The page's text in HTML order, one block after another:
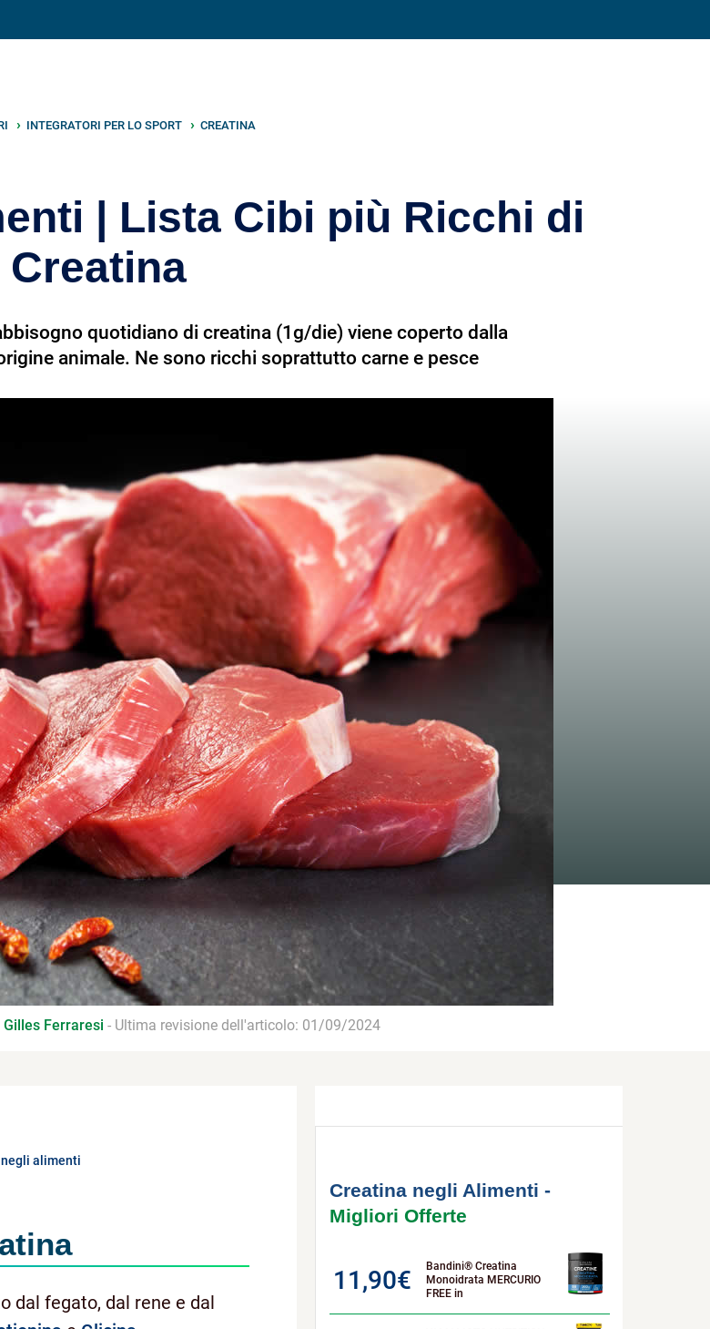
INTEGRATORI PER LO SPORT CREATINA
| Lista Cibi più Ricchi di
Creatina
quotidiano di creatina (1g/die) viene coperto dalla
animale. Ne sono ricchi soprattutto carne e pesce
Gilles Ferraresi - Ultima revisione dell'articolo: 01/09/2024
alimenti
dal fegato, dal rene e dal
Creatina negli Alimenti -
Migliori Offerte
11,90€
Bandini® Creatina
Monoidrata MERCURIO
FREE in